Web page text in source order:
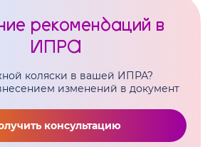
рекомендаций в
ИПРА
коляски в вашей ИПРА?
изменений в документ
консультацию